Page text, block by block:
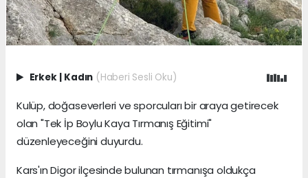
Erkek | Kadın (Haberi Sesli Oku)
Kulüp, doğaseverleri ve sporcuları bir araya getirecek
olan "Tek İp Boylu Kaya Tırmanış Eğitimi"
düzenleyeceğini duyurdu.
Kars'ın Digor ilçesinde bulunan tırmanışa oldukça